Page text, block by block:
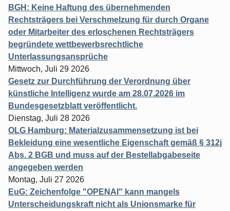
BGH: Keine Haftung des übernehmenden
Rechtsträgers bei Verschmelzung für durch Organe
oder Mitarbeiter des erloschenen Rechtsträgers
begründete wettbewerbsrechtliche
Unterlassungsansprüche
Mittwoch, Juli 29 2026
Gesetz zur Durchführung der Verordnung über
künstliche Intelligenz wurde am 28.07.2026 im
Bundesgesetzblatt veröffentlicht.
Dienstag, Juli 28 2026
OLG Hamburg: Materialzusammensetzung ist bei
Bekleidung eine wesentliche Eigenschaft gemäß § 312j
Abs. 2 BGB und muss auf der Bestellabgabeseite
angegeben werden
Montag, Juli 27 2026
EuG: Zeichenfolge "OPENAI" kann mangels
Unterscheidungskraft nicht als Unionsmarke für